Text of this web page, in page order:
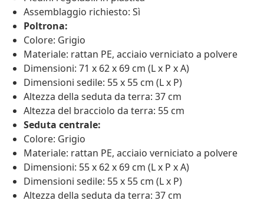
Assemblaggio richiesto: Sì
Poltrona:
Colore: Grigio
Materiale: rattan PE, acciaio verniciato a polvere
Dimensioni: 71 x 62 x 69 cm (L x P x A)
Dimensioni sedile: 55 x 55 cm (L x P)
Altezza della seduta da terra: 37 cm
Altezza del bracciolo da terra: 55 cm
Seduta centrale:
Colore: Grigio
Materiale: rattan PE, acciaio verniciato a polvere
Dimensioni: 55 x 62 x 69 cm (L x P x A)
Dimensioni sedile: 55 x 55 cm (L x P)
Altezza della seduta da terra: 37 cm